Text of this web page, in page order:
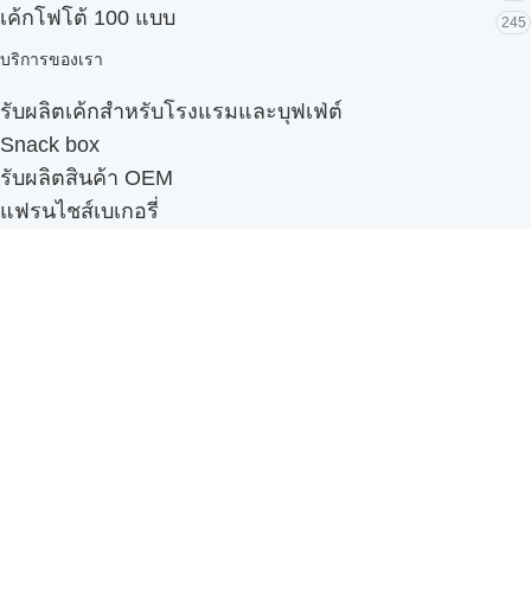
เค้กโฟโต้ 100 แบบ 245
บริการของเรา
รับผลิตเค้กสำหรับโรงแรมและบุฟเฟ่ต์
Snack box
รับผลิตสินค้า OEM
แฟรนไชส์เบเกอรี่